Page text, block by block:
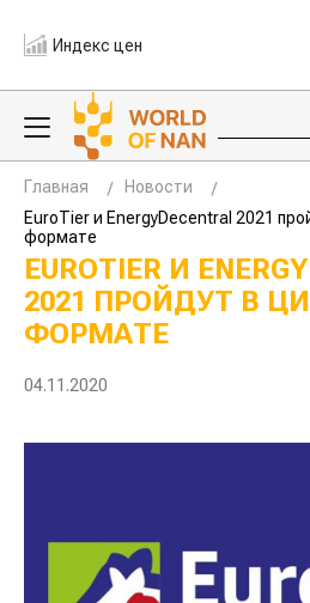
Индекс цен
Главная
Новости
EuroTier и EnergyDecentral 2021
формате
EUROTIER И
2021 ПРОЙДУТ В
ФОРМАТЕ
04.11.2020